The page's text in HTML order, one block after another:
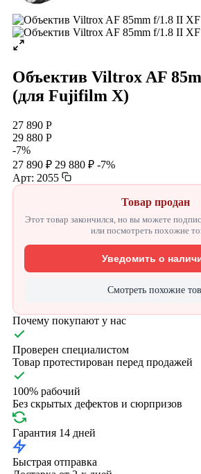
Объектив Viltrox AF
(для Fujifilm X)
27 890 Р
29 880 Р
-7%
27 890 ₽ 29 880 ₽ -7%
Арт: 2055
Товар продан
Этот товар закончился, но вы можете
или посмотреть похожие
Уведомить о
Смотреть похожие
Почему покупают у нас
Проверен специалистом
Товар протестирован перед продажей
100% рабочий
Без скрытых дефектов и сюрпризов
Гарантия 14 дней
Быстрая отправка